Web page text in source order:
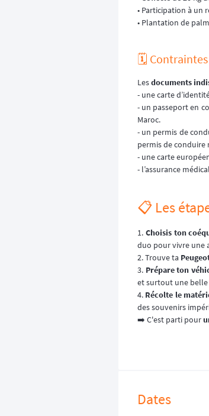
• Participation à un
• Plantation de
🗓️
Lesdocuments
- une carte
- un passeport en
Maroc.
- un permis de
permis de conduire
- une carte
- l’assurance
📋 Les
1. Choisis ton
duo pour vivre une
2. Trouve ta
3. Prépare ton
et surtout une
4. Récolte le
des souvenirs
➡️ C'est parti pour
Dates